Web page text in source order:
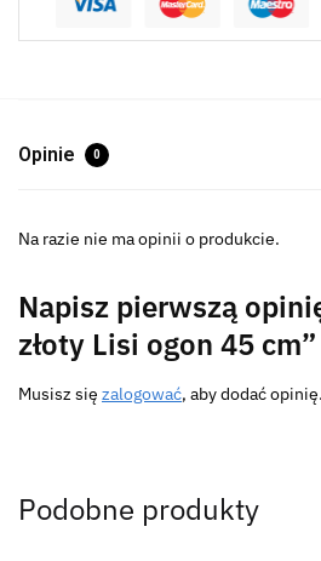
Opinie 0
Na razie nie ma opinii o produkcie.
Napisz pierwszą
złoty Lisi ogon 45 cm”
Musisz się zalogować, aby dodać opinię.
Podobne produkty